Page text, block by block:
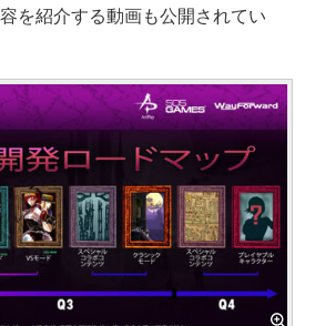
を紹介する動画も公開されてい